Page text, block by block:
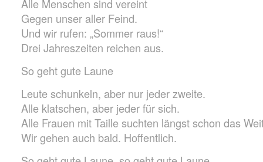
Alle Menschen sind vereint
Gegen unser aller Feind.
Und wir rufen: „Sommer raus!“
Drei Jahreszeiten reichen aus.
So geht gute Laune
Leute schunkeln, aber nur jeder zweite.
Alle klatschen, aber jeder für sich.
Alle Frauen mit Taille suchten längst schon das
Wir gehen auch bald. Hoffentlich.